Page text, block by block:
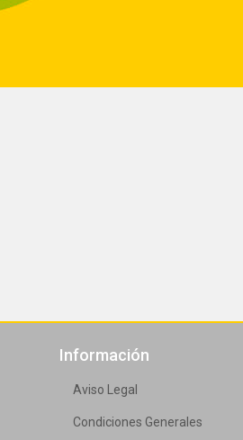
Información
Aviso Legal
Condiciones Generales